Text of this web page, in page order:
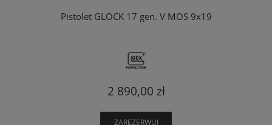
Pistolet GLOCK 17 gen. V MOS 9x19
2 890,00 zł
ZAREZERWUJ